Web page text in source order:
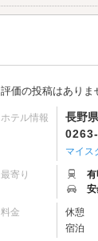
評価の投稿はありま
ホテル情報
長野
マイス
最寄り
料金 休憩
宿泊